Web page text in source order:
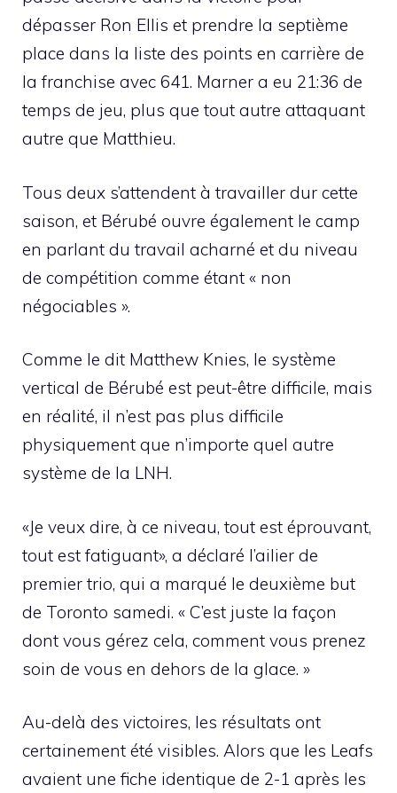
dépasser Ron Ellis et prendre la septième
place dans la liste des points en carrière de
la franchise avec 641. Marner a eu 21:36 de
temps de jeu, plus que tout autre attaquant
autre que Matthieu.
Tous deux s’attendent à travailler dur cette
saison, et Bérubé ouvre également le camp
en parlant du travail acharné et du niveau
de compétition comme étant « non
négociables ».
Comme le dit Matthew Knies, le système
vertical de Bérubé est peut-être difficile, mais
en réalité, il n’est pas plus difficile
physiquement que n’importe quel autre
système de la LNH.
«Je veux dire, à ce niveau, tout est éprouvant,
tout est fatiguant», a déclaré l’ailier de
premier trio, qui a marqué le deuxième but
de Toronto samedi. « C’est juste la façon
dont vous gérez cela, comment vous prenez
soin de vous en dehors de la glace. »
Au-delà des victoires, les résultats ont
certainement été visibles. Alors que les Leafs
avaient une fiche identique de 2-1 après les